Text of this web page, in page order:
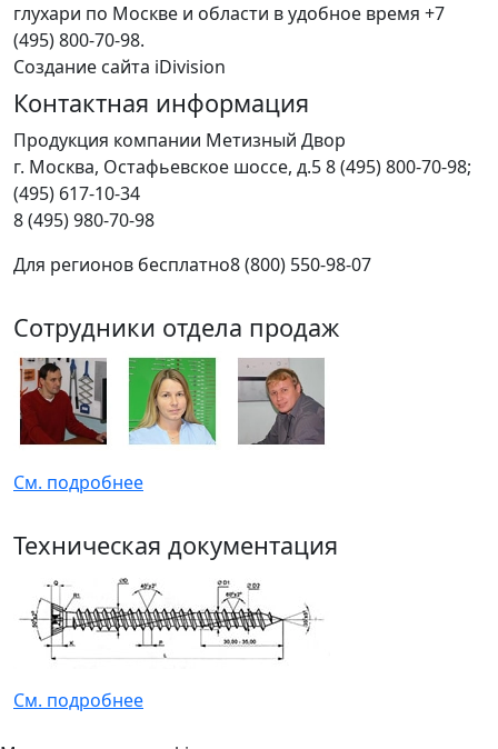
глухари по Москве и области в удобное время +7
(495) 800-70-98.
Создание сайта iDivision
Контактная информация
Продукция компании Метизный Двор
г. Москва, Остафьевское шоссе, д.58 (495) 800-70-98;
(495) 617-10-34
8 (495) 980-70-98
Для регионов бесплатно8 (800) 550-98-07
Сотрудники отдела продаж
См. подробнее
Техническая документация
См. подробнее